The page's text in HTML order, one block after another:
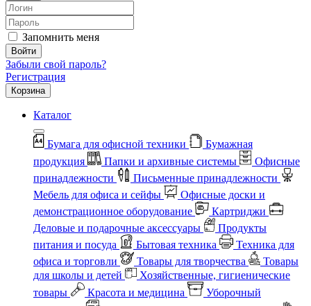
Запомнить меня
Войти
Забыли свой пароль?
Регистрация
Корзина
Каталог
Бумага для офисной техники
Бумажная
продукция
Папки и архивные системы
Офисные
принадлежности
Письменные принадлежности
Мебель для офиса и сейфы
Офисные доски и
демонстрационное оборудование
Картриджи
Деловые и подарочные аксессуары
Продукты
питания и посуда
Бытовая техника
Техника для
офиса и торговли
Товары для творчества
Товары
для школы и детей
Хозяйственные, гигиенические
товары
Красота и медицина
Уборочный